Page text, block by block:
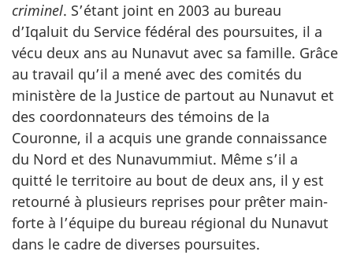
criminel. S’étant joint en 2003 au bureau
d’Iqaluit du Service fédéral des poursuites, il a
vécu deux ans au Nunavut avec sa famille. Grâce
au travail qu’il a mené avec des comités du
ministère de la Justice de partout au Nunavut et
des coordonnateurs des témoins de la
Couronne, il a acquis une grande connaissance
du Nord et des Nunavummiut. Même s’il a
quitté le territoire au bout de deux ans, il y est
retourné à plusieurs reprises pour prêter main-
forte à l’équipe du bureau régional du Nunavut
dans le cadre de diverses poursuites.